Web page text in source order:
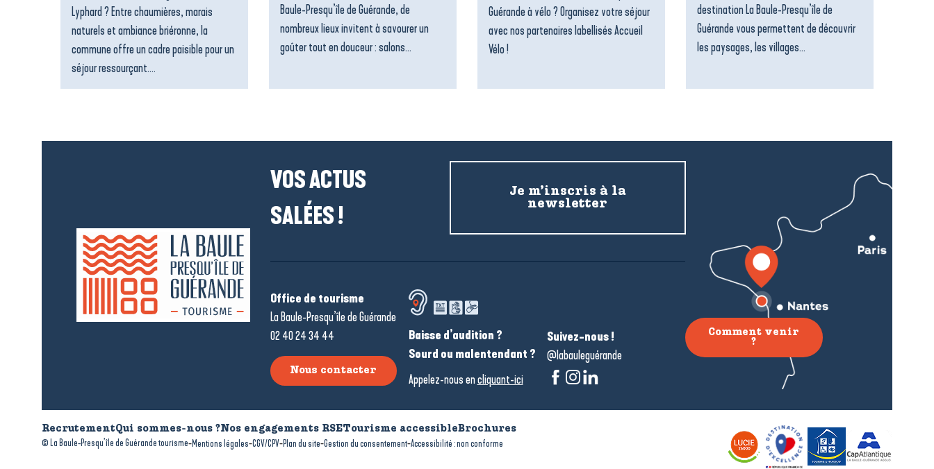
Lyphard ? Entre chaumières, marais
naturels et ambiance briéronne, la
commune offre un cadre paisible pour un
séjour ressourçant....
Baule-Presqu’île de Guérande, de
nombreux lieux invitent à savourer un
goûter tout en douceur : salons...
Guérande à vélo ? Organisez votre séjour
avec nos partenaires labellisés Accueil
Vélo !
destination La Baule-Presqu’île de
Guérande vous permettent de découvrir
les paysages, les villages...
VOS ACTUS
SALÉES !
Je m’inscris à la
newsletter
Office de tourisme
La Baule-Presqu’île de Guérande
02 40 24 34 44
Nous contacter
Baisse d’audition ?
Sourd ou malentendant ?
Appelez-nous encliquant-ici
Suivez-nous !
@labauleguérande
Comment venir
?
RecrutementQui sommes-nous ?Nos engagements RSETourisme accessibleBrochures
© La Baule-Presqu’île de Guérande tourisme-Mentions légales-CGV/CPV-Plan du site-Gestion du consentement-Accessibilité : non conforme